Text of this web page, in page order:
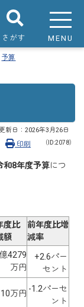
さがす MENU
予算
新日： 2026年3月26日
（ID:2078）
印刷
和8年度予算につ
度比
額
前年度比増
減率
4279
万円
+2.6パー
セント
万円 -1.2パーセ
ント